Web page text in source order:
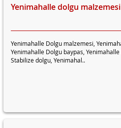
Yenimahalle dolgu malzemesi
Yenimahalle Dolgu malzemesi,
Yenimahalle Dolgu baypas,
Stabilize dolgu, Yenimahal..